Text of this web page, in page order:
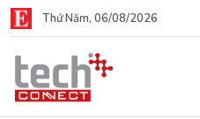
Thứ Năm, 06/08/2026